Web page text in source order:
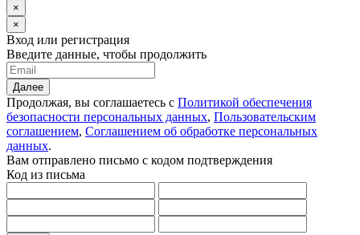
×
×
Вход или регистрация
Введите данные, чтобы продолжить
Далее
Продолжая, вы соглашаетесь с Политикой обеспечения
безопасности персональных данных, Пользовательским
соглашением, Соглашением об обработке персональных
данных.
Вам отправлено письмо с кодом подтверждения
Код из письма